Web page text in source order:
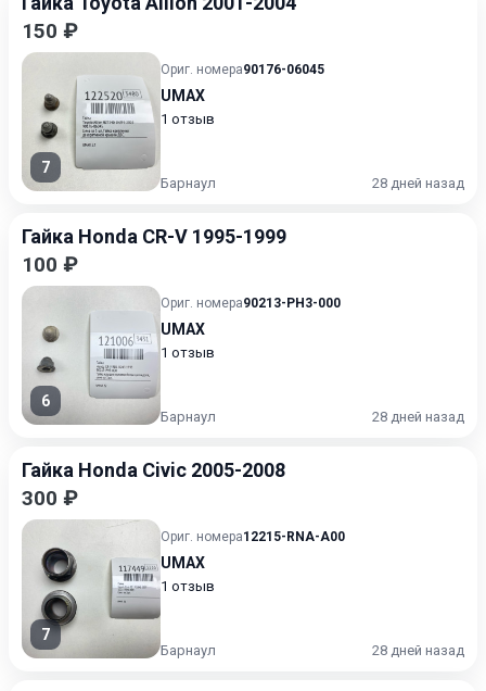
150 ₽
7
Ориг. номера90176-06045
UMAX
1 отзыв
Барнаул 28 дней назад
Гайка Honda CR-V 1995-1999
100 ₽
6
Ориг. номера90213-PH3-000
UMAX
1 отзыв
Барнаул 28 дней назад
Гайка Honda Civic 2005-2008
300 ₽
7
Ориг. номера12215-RNA-A00
UMAX
1 отзыв
Барнаул 28 дней назад